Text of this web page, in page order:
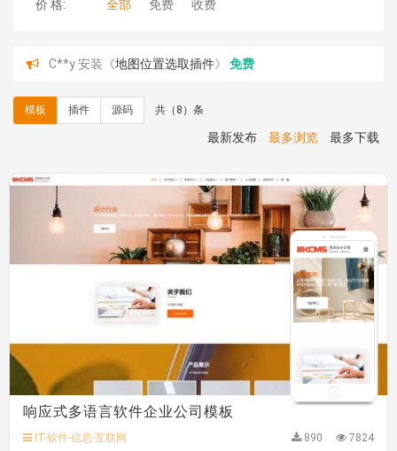
价 格: 全部 免费 收费
C**y 安装《地图位置选取插件》 免费
hk****08 安装《访客统计
hk****08 安装《
一键生成应用
》免费
hk****80 安装《响应式多语言企业公司简单通用模板》
免费
碧**天 安装《
文章采集插件（支持多模型） 》￥20.00
地图位置选取插件》免费
hk****70 安装《sitemaps站点地图》免费
Technoai科技人工智能IT服务多用途网
￥39.90
鸾**月 安装《文件预览》￥9.90
C**y 安装《双语言响应式科技通用模板》免费
C**y 安装《双语言响应式科技通用模板
hk****82 安装《响应式多语言会计机构模板》免费
》免费
hk****71 安装《 响应式大气家居公司模板
心怀****i） 安装《
模板 插件 源码 共（8）条
最新发布 最多浏览 最多下载
响应式多语言软件企业公司模板
IT-软件-信息-互联网 890 7824